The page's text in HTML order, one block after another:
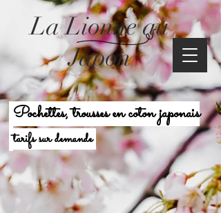
La Lionne au
Japon
Pochettes, trousses en coton japonais
tarifs sur demande